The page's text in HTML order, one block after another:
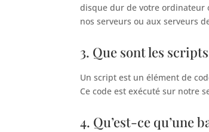
disque dur de votre ordinateur
nos serveurs ou aux serveurs
3. Que sont les
Un script est un élément de
Ce code est exécuté sur notre
4. Qu’est-ce qu’une